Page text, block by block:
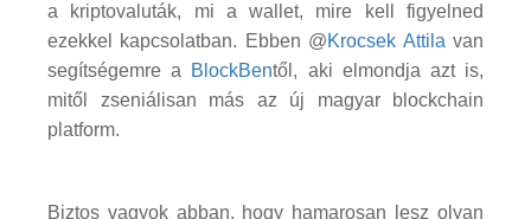
a kriptovaluták, mi a wallet, mire kell figyelned
ezekkel kapcsolatban. Ebben @Krocsek Attila van
segítségemre a BlockBentől, aki elmondja azt is,
mitől zseniálisan más az új magyar blockchain
platform.
Biztos vagyok abban, hogy hamarosan lesz olyan